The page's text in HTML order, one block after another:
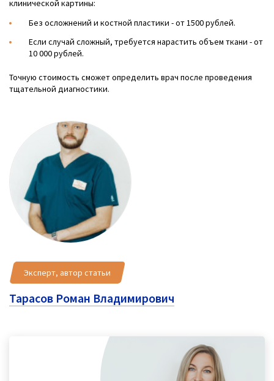
клинической картины:
Без осложнений и костной пластики - от 1500 рублей.
Если случай сложный, требуется нарастить объем ткани - от
10 000 рублей.
Точную стоимость сможет определить врач после проведения
тщательной диагностики.
Эксперт, автор статьи
Тарасов Роман Владимирович